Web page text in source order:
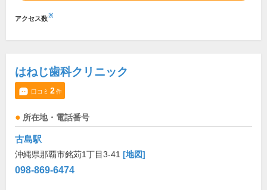
アクセス数※
はねじ歯科クリニック
口コミ 2件
所在地・電話番号
古島駅
沖縄県那覇市銘苅1丁目3-41 [地図]
098-869-6474